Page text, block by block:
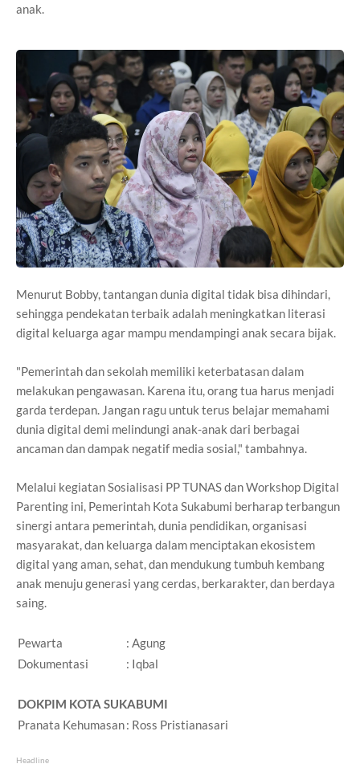
anak.
Menurut Bobby, tantangan dunia digital tidak bisa dihindari,
sehingga pendekatan terbaik adalah meningkatkan literasi
digital keluarga agar mampu mendampingi anak secara bijak.
"Pemerintah dan sekolah memiliki keterbatasan dalam
melakukan pengawasan. Karena itu, orang tua harus menjadi
garda terdepan. Jangan ragu untuk terus belajar memahami
dunia digital demi melindungi anak-anak dari berbagai
ancaman dan dampak negatif media sosial," tambahnya.
Melalui kegiatan Sosialisasi PP TUNAS dan Workshop Digital
Parenting ini, Pemerintah Kota Sukabumi berharap terbangun
sinergi antara pemerintah, dunia pendidikan, organisasi
masyarakat, dan keluarga dalam menciptakan ekosistem
digital yang aman, sehat, dan mendukung tumbuh kembang
anak menuju generasi yang cerdas, berkarakter, dan berdaya
saing.
Pewarta
: Agung
Dokumentasi
: Iqbal
DOKPIM KOTA SUKABUMI
Pranata Kehumasan: Ross Pristianasari
Headline